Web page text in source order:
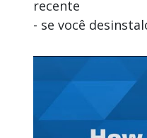
recente
- se você